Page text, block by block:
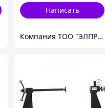
Написать
Компания ТОО "ЭЛПРОММАШ"